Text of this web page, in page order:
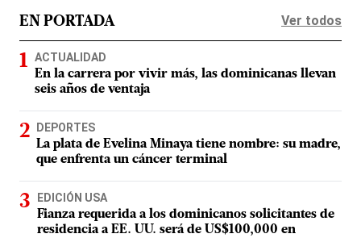
EN PORTADA Ver todos
ACTUALIDAD
En la carrera por vivir más, las dominicanas llevan
seis años de ventaja
DEPORTES
La plata de Evelina Minaya tiene nombre: su madre,
que enfrenta un cáncer terminal
EDICIÓN USA
Fianza requerida a los dominicanos solicitantes de
residencia a EE. UU. será de US$100,000 en